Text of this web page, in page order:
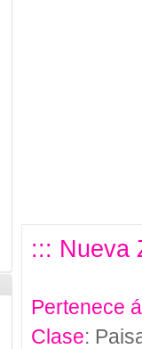
::: Nueva
Pertenece
Clase: